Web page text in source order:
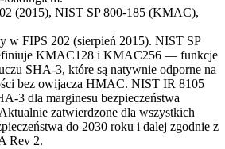
(2015), NIST SP 800-185 (KMAC),
w FIPS 202 (sierpień 2015). NIST SP
KMAC128 i KMAC256 — funkcje
SHA-3, które są natywnie odporne na
bez owijacza HMAC. NIST IR 8105
3 dla marginesu bezpieczeństwa
zatwierdzone dla wszystkich
do 2030 roku i dalej zgodnie z
Rev 2.